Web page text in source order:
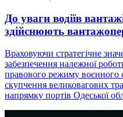
До уваги водіїв
здійснюють
Враховуючи стратегічне
забезпечення належної
правового режиму воєнного
скупчення великовагових
напрямку портів Одеської